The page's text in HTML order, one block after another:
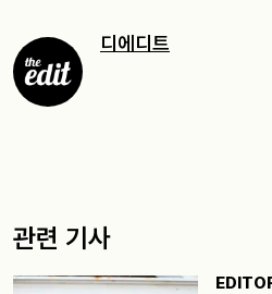
디에디트
관련 기사